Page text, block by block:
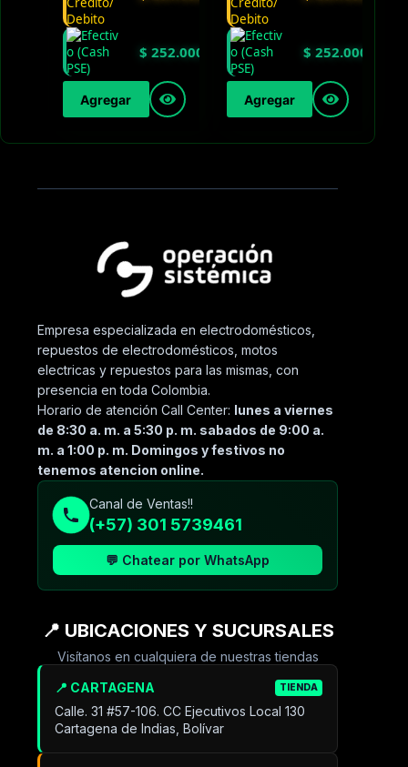
$ 252.000
Agregar
$ 252.000
Agregar
Empresa especializada en electrodomésticos,
repuestos de electrodomésticos, motos
electricas y repuestos para las mismas, con
presencia en toda Colombia.
Horario de atención Call Center: lunes a viernes
de 8:30 a. m. a 5:30 p. m. sabados de 9:00 a.
m. a 1:00 p. m. Domingos y festivos no
tenemos atencion online.
Canal de Ventas!!
(+57) 301 5739461
💬 Chatear por WhatsApp
📍 UBICACIONES Y SUCURSALES
Visítanos en cualquiera de nuestras tiendas
📍 CARTAGENA TIENDA
Calle. 31 #57-106. CC Ejecutivos Local 130
Cartagena de Indias, Bolívar